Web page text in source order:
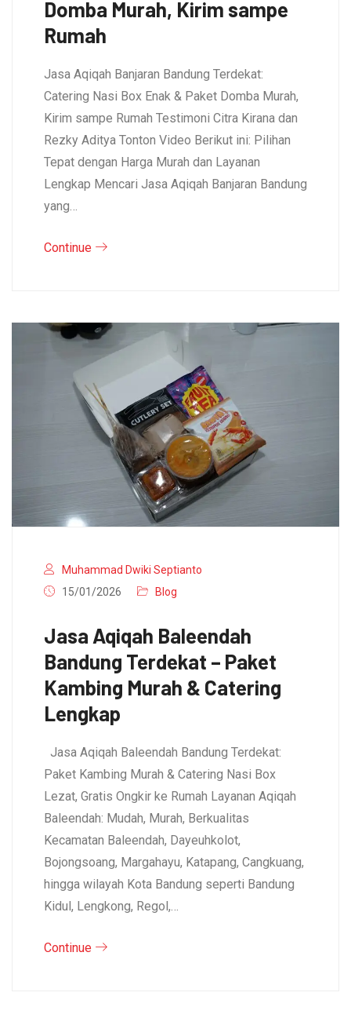
Domba Murah, Kirim sampe
Rumah
Jasa Aqiqah Banjaran Bandung Terdekat:
Catering Nasi Box Enak & Paket Domba Murah,
Kirim sampe Rumah Testimoni Citra Kirana dan
Rezky Aditya Tonton Video Berikut ini: Pilihan
Tepat dengan Harga Murah dan Layanan
Lengkap Mencari Jasa Aqiqah Banjaran Bandung
yang…
Continue
Muhammad Dwiki Septianto
15/01/2026
Blog
Jasa Aqiqah Baleendah
Bandung Terdekat – Paket
Kambing Murah & Catering
Lengkap
Jasa Aqiqah Baleendah Bandung Terdekat:
Paket Kambing Murah & Catering Nasi Box
Lezat, Gratis Ongkir ke Rumah Layanan Aqiqah
Baleendah: Mudah, Murah, Berkualitas
Kecamatan Baleendah, Dayeuhkolot,
Bojongsoang, Margahayu, Katapang, Cangkuang,
hingga wilayah Kota Bandung seperti Bandung
Kidul, Lengkong, Regol,…
Continue